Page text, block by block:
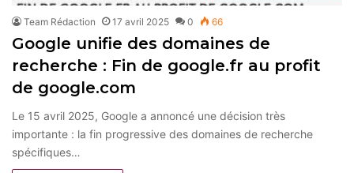
Team Rédaction 17 avril 2025 0 66
Google unifie des domaines de
recherche : Fin de google.fr au profit
de google.com
Le 15 avril 2025, Google a annoncé une décision très
importante : la fin progressive des domaines de recherche
spécifiques…